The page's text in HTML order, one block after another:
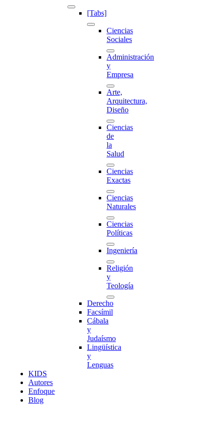
[Tabs]
Ciencias
Sociales
Administración
y
Empresa
Arte,
Arquitectura,
Diseño
Ciencias
de
la
Salud
Ciencias
Exactas
Ciencias
Naturales
Ciencias
Políticas
Ingeniería
Religión
y
Teología
Derecho
Facsímil
Cábala
y
Judaísmo
Lingüística
y
Lenguas
KIDS
Autores
Enfoque
Blog